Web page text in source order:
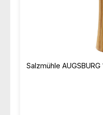
Salzmühle